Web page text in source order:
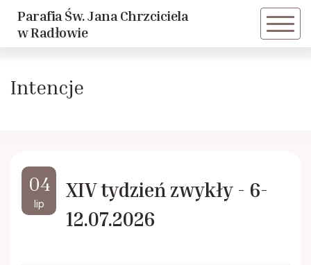
Parafia Św. Jana Chrzciciela
w Radłowie
Powrót
Historie Radłowskie cz. 2
Powrót
KSM
Intencje
04
lip
XIV tydzień zwykły - 6-
12.07.2026